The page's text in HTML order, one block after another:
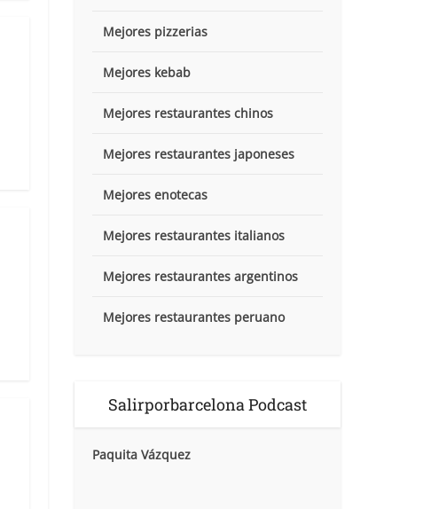
Mejores pizzerias
Mejores kebab
Mejores restaurantes chinos
Mejores restaurantes japoneses
Mejores enotecas
Mejores restaurantes italianos
Mejores restaurantes argentinos
Mejores restaurantes peruano
Salirporbarcelona Podcast
Paquita Vázquez